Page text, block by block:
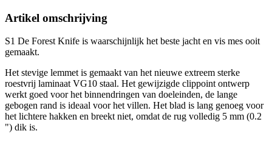
Artikel omschrijving
S1 De Forest Knife is waarschijnlijk het beste jacht en vis mes ooit
gemaakt.
Het stevige lemmet is gemaakt van het nieuwe extreem sterke
roestvrij laminaat VG10 staal. Het gewijzigde clippoint ontwerp
werkt goed voor het binnendringen van doeleinden, de lange
gebogen rand is ideaal voor het villen. Het blad is lang genoeg voor
het lichtere hakken en breekt niet, omdat de rug volledig 5 mm (0.2
") dik is.